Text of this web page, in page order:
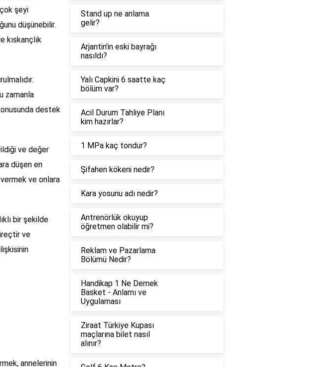
şeyi
düşünebilir.
kıskançlık
zamanla
destek
ve değer
düşen en
ve onlara
bir şekilde
ve
annelerinin
Stand up ne anlama
gelir?
Arjantin'in eski bayrağı
nasıldı?
Yalı Capkini 6 saatte kaç
bölüm var?
Acil Durum Tahliye Planı
kim hazırlar?
1 MPa kaç tondur?
Şifahen kökeni nedir?
Kara yosunu adı nedir?
Antrenörlük okuyup
öğretmen olabilir mi?
Reklam ve Pazarlama
Bölümü Nedir?
Handikap 1 Ne Demek
Basket - Anlamı ve
Uygulaması
Ziraat Türkiye Kupası
maçlarına bilet nasıl
alınır?